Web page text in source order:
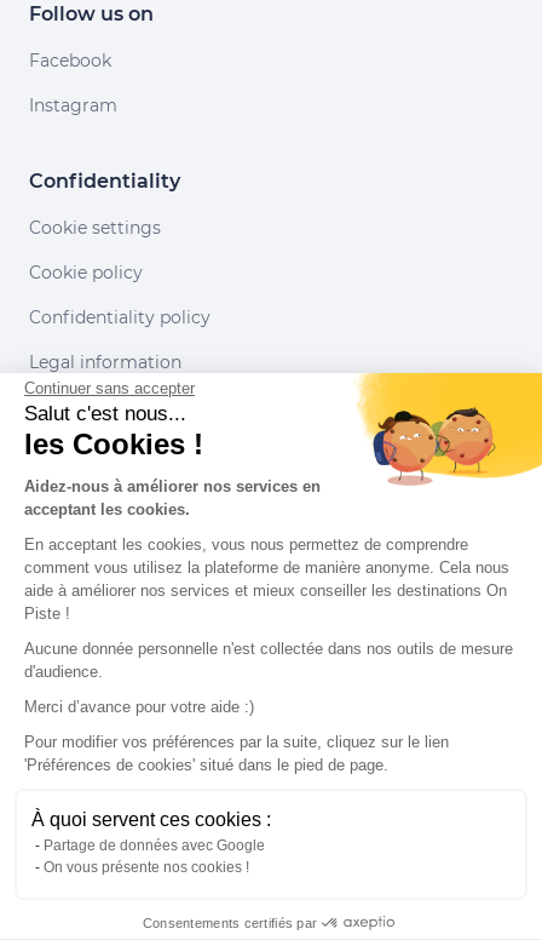
Continue with the app
Follow us on
Facebook
Instagram
Confidentiality
Cookie settings
Cookie policy
Confidentiality policy
Legal information
Conditions of use
Our partners
v. 1.45.0
Continuer sans accepter
Salut c'est nous...
les Cookies !
Aidez-nous à améliorer nos services en
acceptant les cookies.
En acceptant les cookies, vous nous permettez de comprendre
comment vous utilisez la plateforme de manière anonyme. Cela nous
aide à améliorer nos services et mieux conseiller les destinations On
Piste !
Aucune donnée personnelle n'est collectée dans nos outils de mesure
d'audience.
Merci d’avance pour votre aide :)
Pour modifier vos préférences par la suite, cliquez sur le lien
'Préférences de cookies' situé dans le pied de page.
À quoi servent ces cookies :
Partage de données avec Google
On vous présente nos cookies !
Consentements certifiés par